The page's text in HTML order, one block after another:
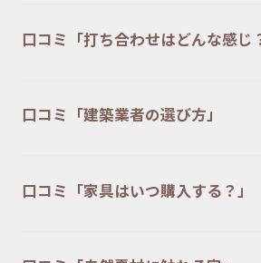
口コミ「打ち合わせはどんな感じ
口コミ「建築業者の選び方」
口コミ「家具はいつ購入する？」